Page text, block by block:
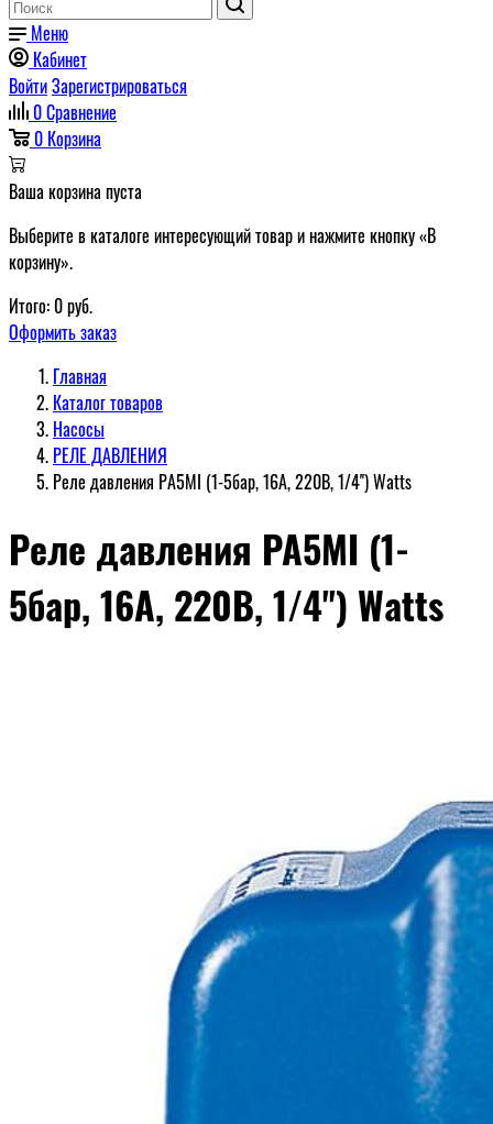
Меню
Кабинет
ВойтиЗарегистрироваться
0Сравнение
0 Корзина
Ваша корзина пуста
Выберите в каталоге интересующий товар и нажмите кнопку «В
корзину».
Итого: 0руб.
Оформить заказ
Главная
Каталог товаров
Насосы
РЕЛЕ ДАВЛЕНИЯ
Реле давления РА5МI (1-5бар, 16А, 220В, 1/4'') Watts
Реле давления РА5МI (1-
5бар, 16А, 220В, 1/4'') Watts